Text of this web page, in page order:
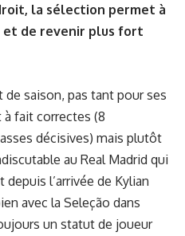
la sélection permet à
et de revenir plus fort
saison, pas tant pour ses
fait correctes (8
décisives) mais plutôt
au Real Madrid qui
l’arrivée de Kylian
avec la Seleção dans
un statut de joueur